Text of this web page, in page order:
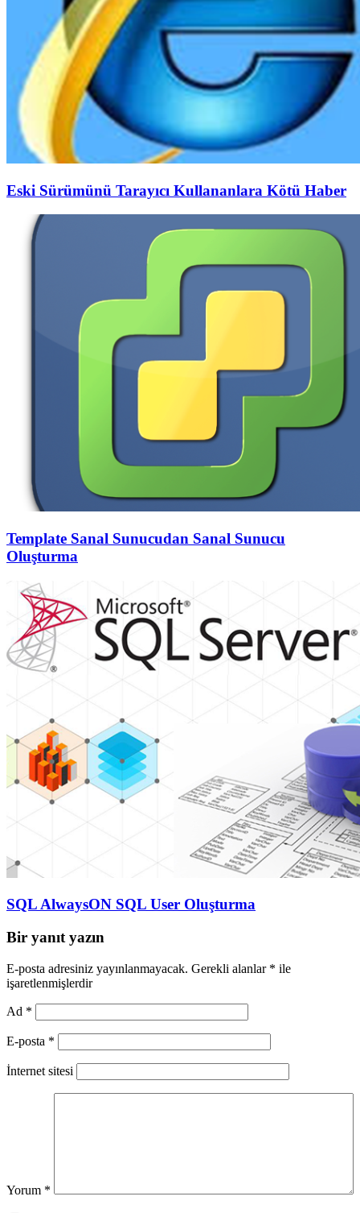
Eski Sürümünü Tarayıcı Kullananlara Kötü Haber
Template Sanal Sunucudan Sanal Sunucu
Oluşturma
SQL AlwaysON SQL User Oluşturma
Bir yanıt yazın
E-posta adresiniz yayınlanmayacak. Gerekli alanlar * ile
işaretlenmişlerdir
Ad *
E-posta *
İnternet sitesi
Yorum *